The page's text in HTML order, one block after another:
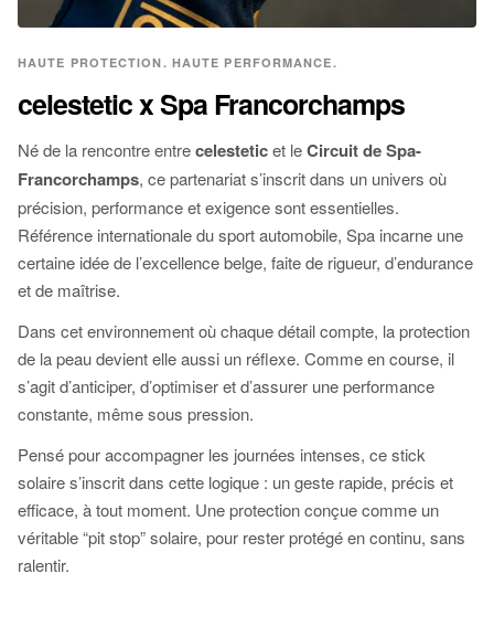
HAUTE PROTECTION. HAUTE PERFORMANCE.
celestetic x Spa Francorchamps
Né de la rencontre entrecelesteticet leCircuit de Spa-
Francorchamps, ce partenariat s’inscrit dans un univers où
précision, performance et exigence sont essentielles.
Référence internationale du sport automobile, Spa incarne une
certaine idée de l’excellence belge, faite de rigueur, d’endurance
et de maîtrise.
Dans cet environnement où chaque détail compte, la protection
de la peau devient elle aussi un réflexe. Comme en course, il
s’agit d’anticiper, d’optimiser et d’assurer une performance
constante, même sous pression.
Pensé pour accompagner les journées intenses, ce stick
solaire s’inscrit dans cette logique : un geste rapide, précis et
efficace, à tout moment. Une protection conçue comme un
véritable “pit stop” solaire, pour rester protégé en continu, sans
ralentir.